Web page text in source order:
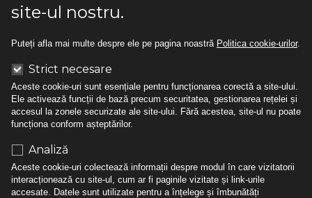
021 336 22 22
office@decoplast.ro
Str. Spătaru Preda nr. 7B
Sector 5, București
(incinta Transcom)
074 518 93 13
livia@decopvc.ro
Showroom Cluj Napoca, Str. Rene Jeannel, nr. 8,
corp B
site-ul nostru.
Puteți afla mai multe despre ele pe pagina noastră Politica cookie-urilor.
Strict necesare
Aceste cookie-uri sunt esențiale pentru funcționarea corectă a site-ului.
Ele activează funcții de bază precum securitatea, gestionarea rețelei și
accesul la zonele securizate ale site-ului. Fără acestea, site-ul nu poate
funcționa conform așteptărilor.
Analiză
Aceste cookie-uri colectează informații despre modul în care vizitatorii
interacționează cu site-ul, cum ar fi paginile vizitate și link-urile
accesate. Datele sunt utilizate pentru a înțelege și îmbunătăți